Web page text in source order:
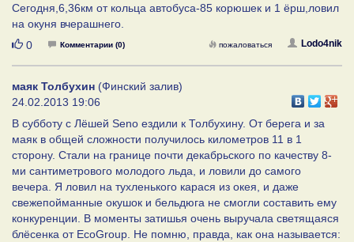
Сегодня,6,36км от кольца автобуса-85 корюшек и 1 ёрш,ловил
на окуня вчерашнего.
Нравится
0 Комментарии (0) Lodo4nik
пожаловаться
маяк Толбухин (Финский залив)
24.02.2013 19:06
В субботу с Лёшей Seno ездили к Толбухину. От берега и за
маяк в общей сложности получилось километров 11 в 1
сторону. Стали на границе почти декабрьского по качеству 8-
ми сантиметрового молодого льда, и ловили до самого
вечера. Я ловил на тухленького карася из окея, и даже
свежепойманные окушок и бельдюга не смогли составить ему
конкуренции. В моменты затишья очень выручала светящаяся
блёсенка от EcoGroup. Не помню, правда, как она называется: